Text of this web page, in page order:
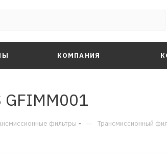
КОМПАНИЯ
фильтры — Трансмиссионный